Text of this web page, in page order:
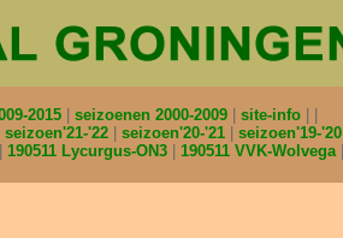
2015 seizoenen 2000-2009
site-info
seizoen'21-'22 seizoen'20-'21 seizoen'19-'20
190511 Lycurgus-ON3 190511 VVK-Wolvega